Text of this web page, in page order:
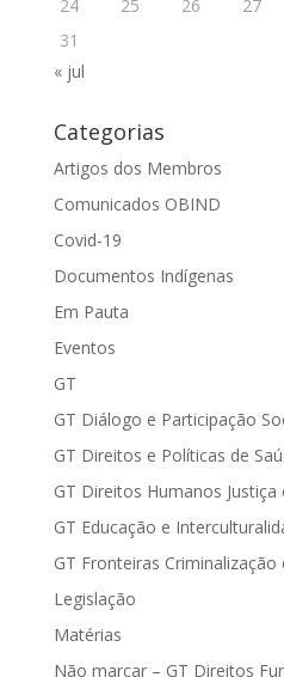
24
25 26 27
31
« jul
Categorias
Artigos dos Membros
Comunicados OBIND
Covid-19
Documentos Indígenas
Em Pauta
Eventos
GT
GT Diálogo e Participação
GT Direitos e Políticas de
GT Direitos Humanos Justiça
GT Educação e
GT Fronteiras Criminalização
Legislação
Matérias
Não marcar – GT Direitos